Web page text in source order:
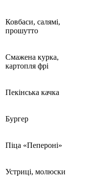
Ковбаси, салямі,
прошутто
Смажена курка,
картопля фрі
Пекінська качка
Бургер
Піца «Пепероні»
Устриці, молюски